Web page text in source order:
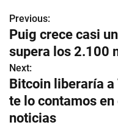
N
a
v
e
g
Previous:
Puig crece casi
supera los 2.100
Next:
Bitcoin liberaría
te lo contamos
noticias